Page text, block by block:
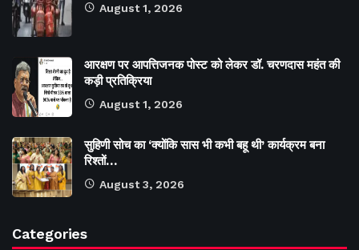
August 1, 2026
आरक्षण पर आपत्तिजनक पोस्ट को लेकर डॉ. चरणदास महंत की
कड़ी प्रतिक्रिया
August 1, 2026
सुहिणी सोच का ‘क्योंकि सास भी कभी बहू थी’ कार्यक्रम बना
रिश्तों…
August 3, 2026
Categories